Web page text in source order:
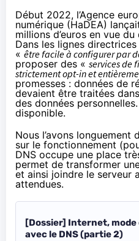
Début 2022, l’Agence
numérique (HaDEA)
millions d’euros en vue
Dans les lignes
« être facile à configurer par
proposer des « services de
strictement opt-in et
promesses : données de
devaient être traitées
des données
disponible.
Nous l’avons
sur le fonctionnement
DNS occupe une place
permet de transformer
et ainsi joindre le serveur
attendues.
[Dossier] Internet, mode
avec le DNS (partie 2)